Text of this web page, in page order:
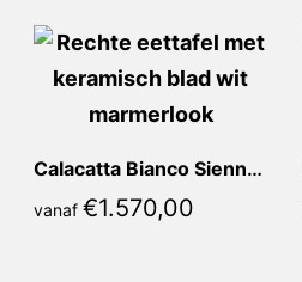
Calacatta Bianco Sienna Recht
vanaf €1.570,00